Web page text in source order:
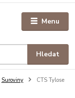
Menu
Hledat
Suroviny
CTS Tylose